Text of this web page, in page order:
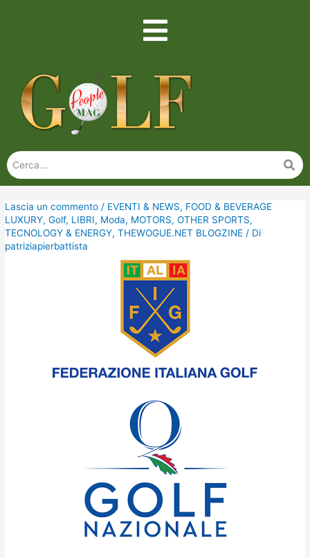
Lascia un commento / EVENTI & NEWS, FOOD & BEVERAGE
LUXURY,Golf, LIBRI, Moda, MOTORS,OTHER SPORTS,
TECNOLOGY & ENERGY,THEWOGUE.NET BLOGZINE / Di
patriziapierbattista